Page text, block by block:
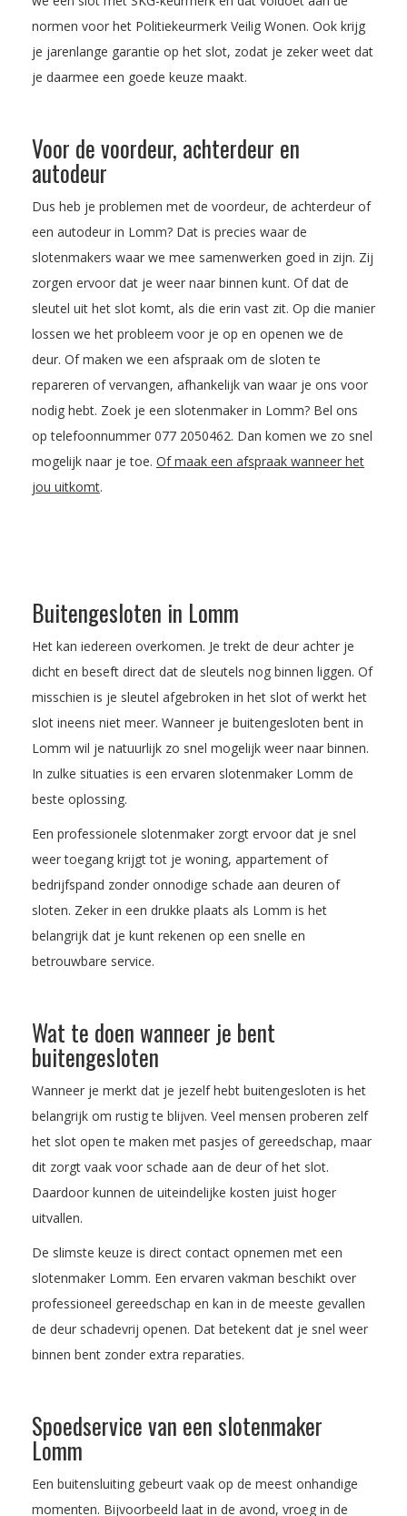
normen voor het Politiekeurmerk Veilig Wonen. Ook krijg
je jarenlange garantie op het slot, zodat je zeker weet dat
je daarmee een goede keuze maakt.
Voor de voordeur, achterdeur en
autodeur
Dus heb je problemen met de voordeur, de achterdeur of
een autodeur in Lomm? Dat is precies waar de
slotenmakers waar we mee samenwerken goed in zijn. Zij
zorgen ervoor dat je weer naar binnen kunt. Of dat de
sleutel uit het slot komt, als die erin vast zit. Op die manier
lossen we het probleem voor je op en openen we de
deur. Of maken we een afspraak om de sloten te
repareren of vervangen, afhankelijk van waar je ons voor
nodig hebt. Zoek je een slotenmaker in Lomm? Bel ons
op telefoonnummer 077 2050462. Dan komen we zo snel
mogelijk naar je toe. Of maak een afspraak wanneer het
jou uitkomt.
Buitengesloten in Lomm
Het kan iedereen overkomen. Je trekt de deur achter je
dicht en beseft direct dat de sleutels nog binnen liggen. Of
misschien is je sleutel afgebroken in het slot of werkt het
slot ineens niet meer. Wanneer je buitengesloten bent in
Lomm wil je natuurlijk zo snel mogelijk weer naar binnen.
In zulke situaties is een ervaren slotenmaker Lomm de
beste oplossing.
Een professionele slotenmaker zorgt ervoor dat je snel
weer toegang krijgt tot je woning, appartement of
bedrijfspand zonder onnodige schade aan deuren of
sloten. Zeker in een drukke plaats als Lomm is het
belangrijk dat je kunt rekenen op een snelle en
betrouwbare service.
Wat te doen wanneer je bent
buitengesloten
Wanneer je merkt dat je jezelf hebt buitengesloten is het
belangrijk om rustig te blijven. Veel mensen proberen zelf
het slot open te maken met pasjes of gereedschap, maar
dit zorgt vaak voor schade aan de deur of het slot.
Daardoor kunnen de uiteindelijke kosten juist hoger
uitvallen.
De slimste keuze is direct contact opnemen met een
slotenmaker Lomm. Een ervaren vakman beschikt over
professioneel gereedschap en kan in de meeste gevallen
de deur schadevrij openen. Dat betekent dat je snel weer
binnen bent zonder extra reparaties.
Spoedservice van een slotenmaker
Lomm
Een buitensluiting gebeurt vaak op de meest onhandige
momenten. Bijvoorbeeld laat in de avond, vroeg in de